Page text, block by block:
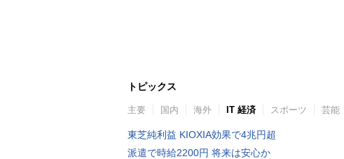
トピックス
主要 国内 海外 IT 経済 スポーツ 芸能
東芝純利益 KIOXIA効果で4兆円超
派遣で時給2200円 将来は安心か